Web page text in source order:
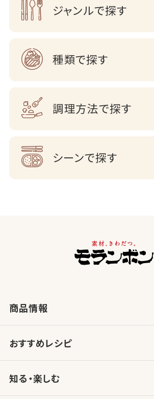
ジャンルで探す
種類で探す
調理方法で探す
シーンで探す
商品情報
おすすめレシピ
知る・楽しむ